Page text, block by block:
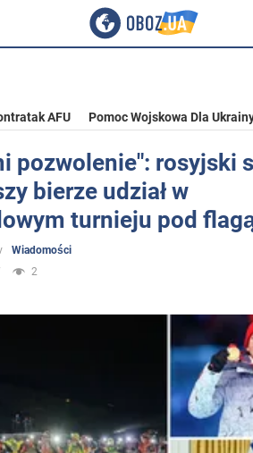
AFU Pomoc Wojskowa Dla
pozwolenie": rosyjski
bierze udział w
turnieju pod
Wiadomości
2